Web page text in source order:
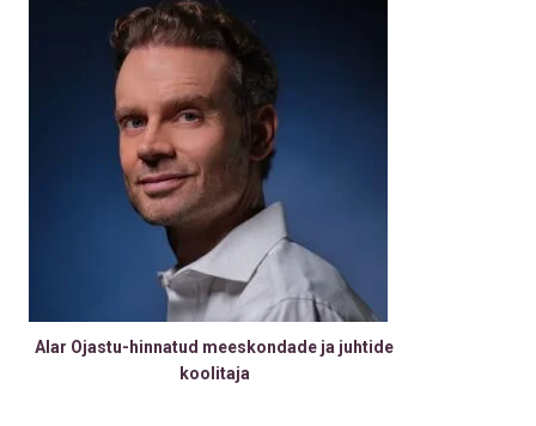
Alar Ojastu-hinnatud meeskondade ja juhtide
koolitaja